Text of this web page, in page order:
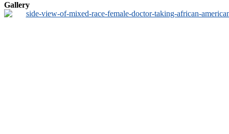
Gallery